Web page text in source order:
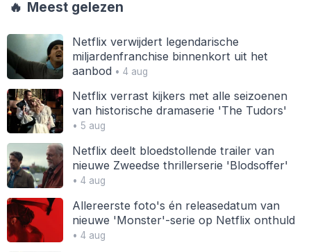
🔥 Meest gelezen
Netflix verwijdert legendarische
miljardenfranchise binnenkort uit het
aanbod • 4 aug
Netflix verrast kijkers met alle seizoenen
van historische dramaserie 'The Tudors'
• 5 aug
Netflix deelt bloedstollende trailer van
nieuwe Zweedse thrillerserie 'Blodsoffer'
• 4 aug
Allereerste foto's én releasedatum van
nieuwe 'Monster'-serie op Netflix onthuld
• 4 aug